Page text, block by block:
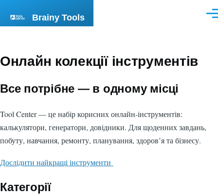
Brainy Tools
Онлайн колекції інструментів
Все потрібне — в одному місці
Tool Center — це набір корисних онлайн-інструментів:
калькулятори, генератори, довідники. Для щоденних завдань,
побуту, навчання, ремонту, планування, здоров’я та бізнесу.
Дослідити найкращі інструменти
Категорії